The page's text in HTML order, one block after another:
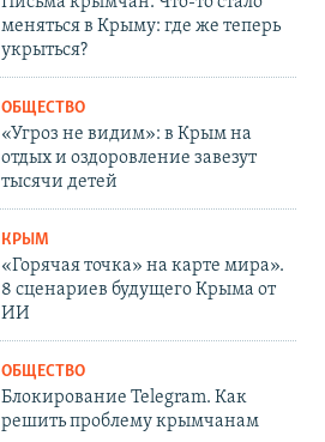
меняться в Крыму: где же теперь
укрыться?
ОБЩЕСТВО
«Угроз не видим»: в Крым на
отдых и оздоровление завезут
тысячи детей
КРЫМ
«Горячая точка» на карте мира».
8 сценариев будущего Крыма от
ИИ
ОБЩЕСТВО
Блокирование Telegram. Как
решить проблему крымчанам